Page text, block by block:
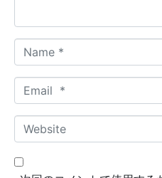
a
m
*
m
a
*
W
e
b